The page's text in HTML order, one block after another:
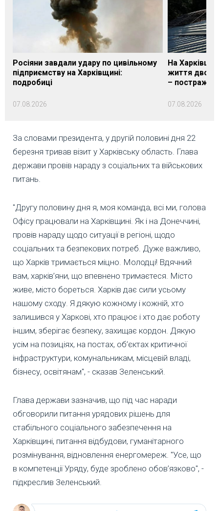
Росіяни завдали удару по цивільному
підприємству на Харківщині:
подробиці
07.08.2026
На
життя двох
–
07.08.2026
За словами президента, у другій половині дня 22
березня тривав візит у Харківську область. Глава
держави провів нараду з соціальних та військових
питань.
"Другу половину дня я, моя команда, всі ми, голова
Офісу працювали на Харківщині. Як і на Донеччині,
провів нараду щодо ситуації в регіоні, щодо
соціальних та безпекових потреб. Дуже важливо,
що Харків тримається міцно. Молодці! Вдячний
вам, харків’яни, що впевнено тримаєтеся. Місто
живе, місто бореться. Харків дає сили усьому
нашому сходу. Я дякую кожному і кожній, хто
залишився у Харкові, хто працює і хто дає роботу
іншим, зберігає безпеку, захищає кордон. Дякую
усім на позиціях, на постах, об’єктах критичної
інфраструктури, комунальникам, місцевій владі,
бізнесу, освітянам", - сказав Зеленський.
Глава держави зазначив, що під час наради
обговорили питання урядових рішень для
стабільного соціального забезпечення на
Харківщині, питання відбудови, гуманітарного
розмінування, відновлення енергомереж. "Усе, що
в компетенції Уряду, буде зроблено обов’язково", -
підкреслив Зеленський.